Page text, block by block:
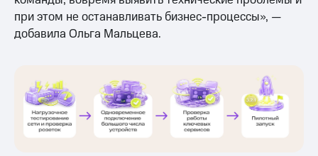
при этом не останавливать бизнес-процессы», —
добавила Ольга Мальцева.